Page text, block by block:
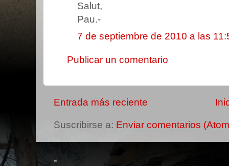
Salut,
Pau.-
7 de septiembre de 2010 a las
Publicar un comentario
Entrada más reciente
Suscribirse a: Enviar comentarios
-